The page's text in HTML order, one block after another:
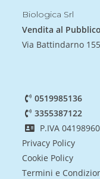
Biologica Srl
Vendita al
Via Battindarno
0519985136
3355387122
P.IVA
Privacy Policy
Cookie Policy
Termini e